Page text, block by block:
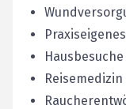
Hausbesuche
Reisemedizin